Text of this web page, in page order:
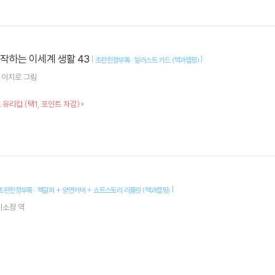
하는 이세계 생활 43 [초판한정부록 : 일러스트 카드 (책과랩핑)]
치로 그림
리컵 (택1, 포인트 차감)
판한정부록 : 책갈피 + 양면커버 + 쇼트스토리 리플릿 (책과랩핑) ]
소정 역